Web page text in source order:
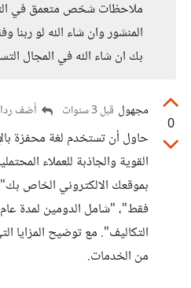
ملاحظات شخص متعمق في
المنشور وان شاء الله لو
بك ان شاء الله في المجال
0
مجهول قبل 3 سنوات أضف ردا
حاول أن تستخدم لغة محفزة
القوية والجاذبة للعملاء
فقط"، "شامل الدومين لمدة
التكاليف". مع توضيح المزايا
من الخدمات.